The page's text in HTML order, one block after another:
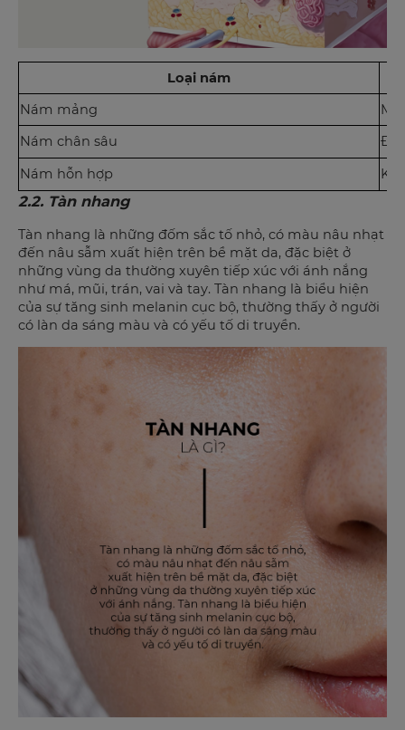
Loại nám
Nám mảng
Nám chân sâu
Nám hỗn hợp
2.2. Tàn nhang
Tàn nhang là những đốm sắc tố nhỏ, có màu nâu nhạt
đến nâu sẫm xuất hiện trên bề mặt da, đặc biệt ở
những vùng da thường xuyên tiếp xúc với ánh nắng
như má, mũi, trán, vai và tay. Tàn nhang là biểu hiện
của sự tăng sinh melanin cục bộ, thường thấy ở người
có làn da sáng màu và có yếu tố di truyền.